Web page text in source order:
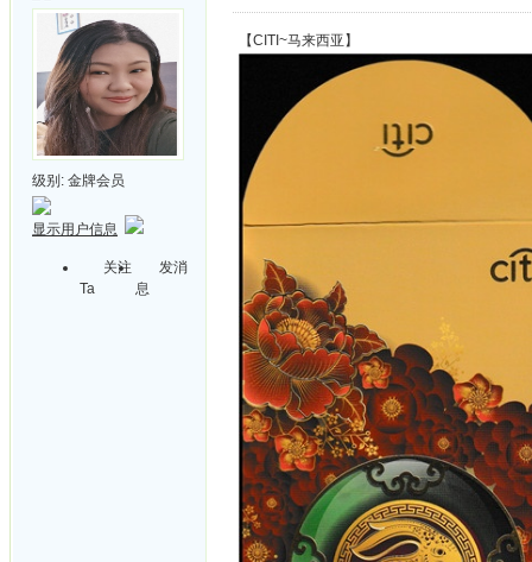
级别: 金牌会员
显示用户信息
关注
Ta
发消
息
【CITI~马来西亚】